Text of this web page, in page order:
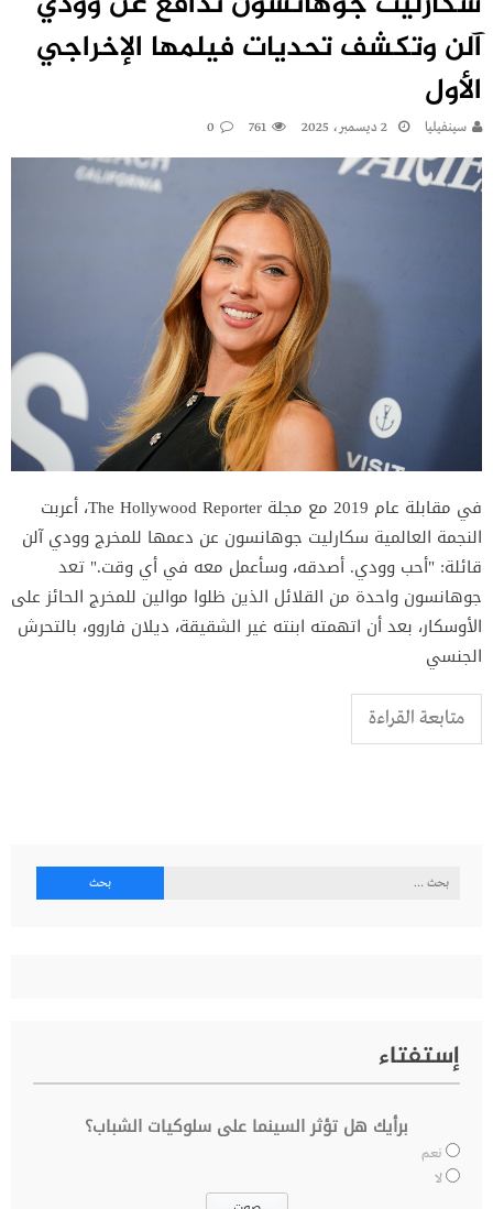
آلن وتكشف تحديات فيلمها الإخراجي
الأول
سينفيليا 2 ديسمبر، 2025 761
0
في مقابلة عام 2019 مع مجلة The Hollywood Reporter، أعربت
النجمة العالمية سكارليت جوهانسون عن دعمها للمخرج وودي آلن
قائلة: "أحب وودي. أصدقه، وسأعمل معه في أي وقت." تعد
جوهانسون واحدة من القلائل الذين ظلوا موالين للمخرج الحائز على
الأوسكار، بعد أن اتهمته ابنته غير الشقيقة، ديلان فاروو، بالتحرش
الجنسي
متابعة القراءة
البحث
إستفتاء
برأيك هل تؤثر السينما على سلوكيات الشباب؟
نعم
لا